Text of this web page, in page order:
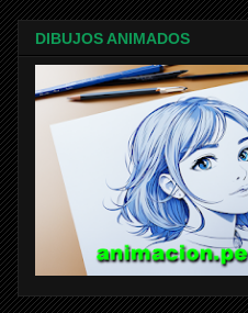
DIBUJOS ANIMADOS